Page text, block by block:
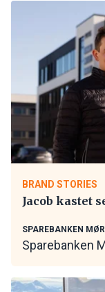
BRAND STORIES
Jacob kastet
SPAREBANKEN
Sparebanken